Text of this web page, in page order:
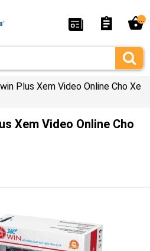
Plus Xem Video Online Cho Xe
Xem Video Online Cho